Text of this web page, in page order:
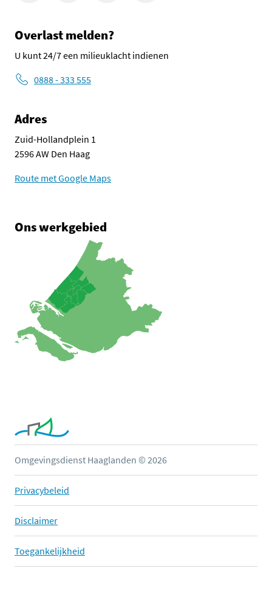
Overlast melden?
U kunt 24/7 een milieuklacht indienen
0888 - 333 555
Adres
Zuid-Hollandplein 1
2596 AW Den Haag
Route met Google Maps
Ons werkgebied
Omgevingsdienst Haaglanden © 2026
Privacybeleid
Disclaimer
Toegankelijkheid